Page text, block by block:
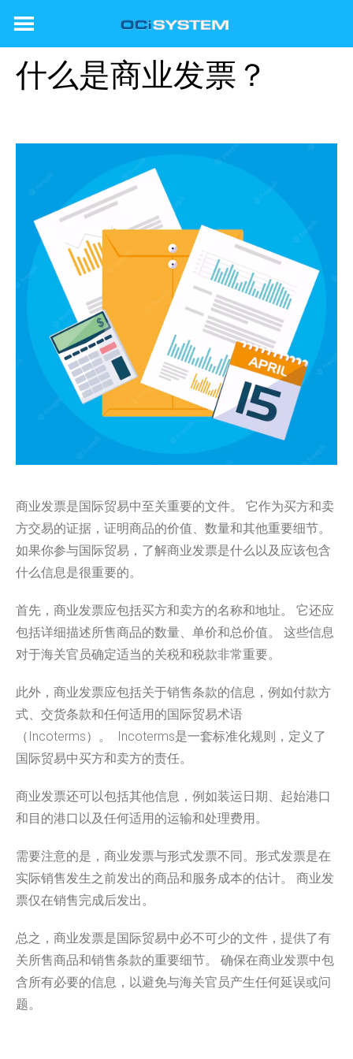
什么是商业发票？
商业发票是国际贸易中至关重要的文件。 它作为买方和卖
方交易的证据，证明商品的价值、 数量和其他重要细节。
如果你参与国际贸易， 了解商业发票是什么以及应该包含
什么信息是很重要的。
首先，商业发票应包括买方和卖方的名称和地址。 它还应
包括详细描述所售商品的数量、单价和总价值。 这些信息
对于海关官员确定适当的关税和税款非常重要。
此外，商业发票应包括关于销售条款的信息，例如付款方
式、 交货条款和任何适用的国际贸易术语
（Incoterms）。 Incoterms是一套标准化规则， 定义了
国际贸易中买方和卖方的责任。
商业发票还可以包括其他信息，例如装运日期、 起始港口
和目的港口以及任何适用的运输和处理费用。
需要注意的是，商业发票与形式发票不同。 形式发票是在
实际销售发生之前发出的商品和服务成本的估计。 商业发
票仅在销售完成后发出。
总之，商业发票是国际贸易中必不可少的文件， 提供了有
关所售商品和销售条款的重要细节。 确保在商业发票中包
含所有必要的信息， 以避免与海关官员产生任何延误或问
题。